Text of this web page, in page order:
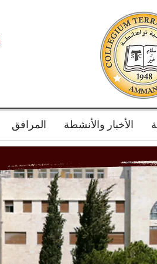
المرافق الأخبار والأنشطة